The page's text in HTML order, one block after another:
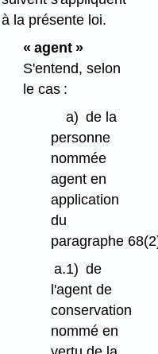
à la présente loi.
« agent »
S'entend, selon
le cas :
a) de la
personne
nommée
agent en
application
du
paragraphe
a.1) de
l'agent de
conservation
nommé en